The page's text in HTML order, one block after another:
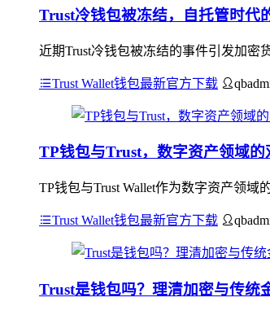
Trust冷钱包被冻结，自托管时代
近期Trust冷钱包被冻结的事件引发加
Trust Wallet钱包最新官方下载
TP钱包与Trust，数字资产领域的
TP钱包与Trust Wallet作为数字资产领
Trust Wallet钱包最新官方下载
Trust是钱包吗？理清加密与传统